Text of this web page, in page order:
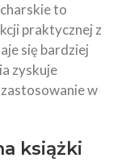
to
praktycznej z
się bardziej
zyskuje
w
książki